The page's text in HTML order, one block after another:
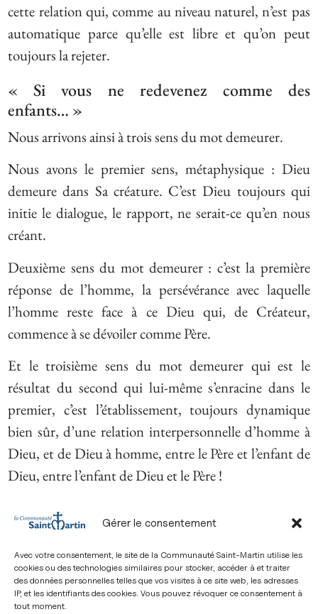
Gérer le consentement
Avec votre consentement, le site de la Communauté Saint-Martin utilise les
cookies ou des technologies similaires pour stocker, accéder à et traiter
des données personnelles telles que vos visites à ce site web, les adresses
IP, et les identifiants des cookies. Vous pouvez révoquer ce consentement à
tout moment.
cette relation qui, comme au niveau naturel, n’est pas
automatique parce qu’elle est libre et qu’on peut
toujours la rejeter.
« Si vous ne redevenez comme des
enfants… »
Nous arrivons ainsi à trois sens du mot demeurer.
Nous avons le premier sens, métaphysique : Dieu
demeure dans Sa créature. C’est Dieu toujours qui
initie le dialogue, le rapport, ne serait-ce qu’en nous
créant.
Deuxième sens du mot demeurer : c’est la première
réponse de l’homme, la persévérance avec laquelle
l’homme reste face à ce Dieu qui, de Créateur,
commence à se dévoiler comme Père.
Et le troisième sens du mot demeurer qui est le
résultat du second qui lui-même s’enracine dans le
premier, c’est l’établissement, toujours dynamique
bien sûr, d’une relation interpersonnelle d’homme à
Dieu, et de Dieu à homme, entre le Père et l’enfant de
Dieu, entre l’enfant de Dieu et le Père !
Lorsque l’on saisit ce qui est inclus dans ce concept
évangélique de demeurer ou d’habiter, on comprend
celui qui décrit le Ciel de Dieu -c’est à dire la demeure
de Dieu- comme son enfance, c’est-à-dire cette
relation persévérante entretenue (même comme